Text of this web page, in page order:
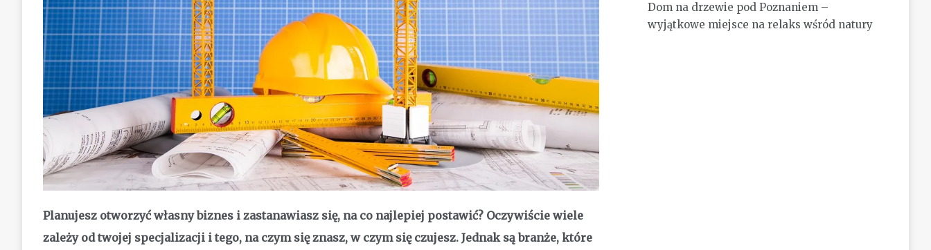
Planujesz otworzyć własny biznes i zastanawiasz się, na co najlepiej postawić? Oczywiście wiele
zależy od twojej specjalizacji i tego, na czym się znasz, w czym się czujesz. Jednak są branże, które
Dom na drzewie pod Poznaniem –
wyjątkowe miejsce na relaks wśród natury